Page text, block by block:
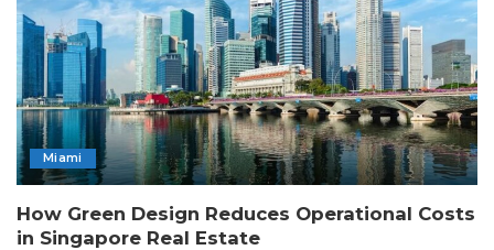
Miami
How Green Design Reduces Operational Costs
in Singapore Real Estate